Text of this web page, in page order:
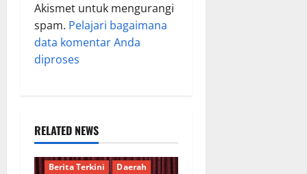
Akismet untuk mengurangi
spam. Pelajari bagaimana
data komentar Anda
diproses
RELATED NEWS
Berita Terkini
Daerah